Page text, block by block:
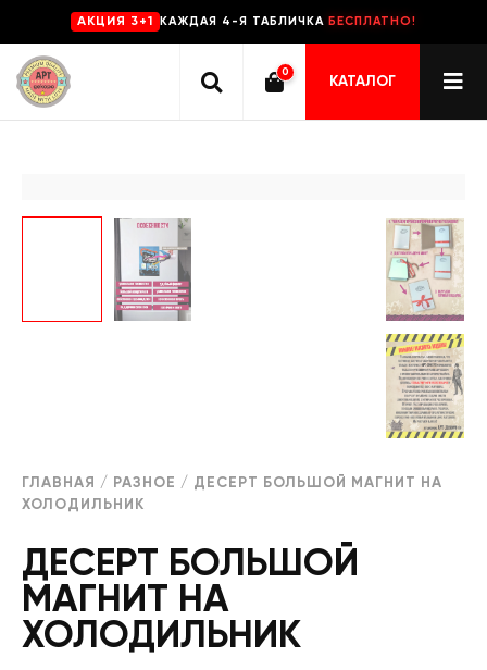
AKЦИЯ 3+1 КАЖДАЯ 4-Я ТАБЛИЧКА БЕСПЛАТНО!
0
КАТАЛОГ
ГЛАВНАЯ / РАЗНОЕ / ДЕСЕРТ БОЛЬШОЙ МАГНИТ НА
ХОЛОДИЛЬНИК
ДЕСЕРТ БОЛЬШОЙ
МАГНИТ НА
ХОЛОДИЛЬНИК